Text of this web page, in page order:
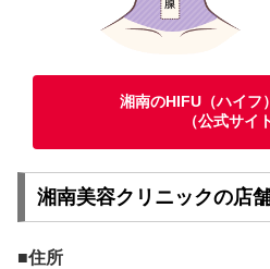
湘南のHIFU（ハイフ
（公式サイ
湘南美容クリニックの店
■住所